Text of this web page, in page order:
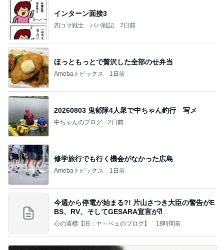
インターン面接3
四コマ戦士 パパ戦記 7日前
ほっともっとで贅沢した全部のせ弁当
Amebaトピックス 1日前
20260803 鬼郁隊4人衆で中ちゃん釣行 写メ
中ちゃんのブログ 2日前
修学旅行でも行く機会がなかった広島
Amebaトピックス 1日前
今週から停電が始まる?! 片山さつき大臣の警告がE
BS、RV、そしてGESARA宣言が⁈
心の道標【旧：ヤ～ベェのブログ】 18時間前